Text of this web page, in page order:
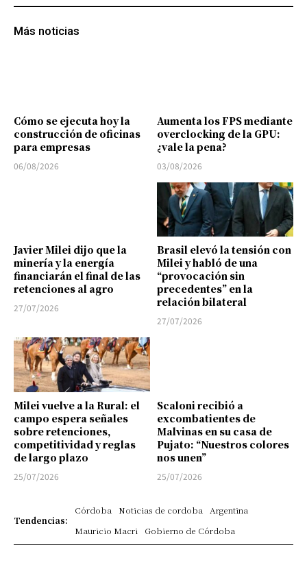
Más noticias
Cómo se ejecuta hoy la
construcción de oficinas
para empresas
06/08/2026
Aumenta los FPS mediante
overclocking de la GPU:
¿vale la pena?
03/08/2026
Javier Milei dijo que la
minería y la energía
financiarán el final de las
retenciones al agro
27/07/2026
Brasil elevó la tensión con
Milei y habló de una
“provocación sin
precedentes” en la
relación bilateral
27/07/2026
Milei vuelve a la Rural: el
campo espera señales
sobre retenciones,
competitividad y reglas
de largo plazo
25/07/2026
Scaloni recibió a
excombatientes de
Malvinas en su casa de
Pujato: “Nuestros colores
nos unen”
25/07/2026
Tendencias:
Córdoba Noticias de cordoba
Argentina
Mauricio Macri
Gobierno de Córdoba